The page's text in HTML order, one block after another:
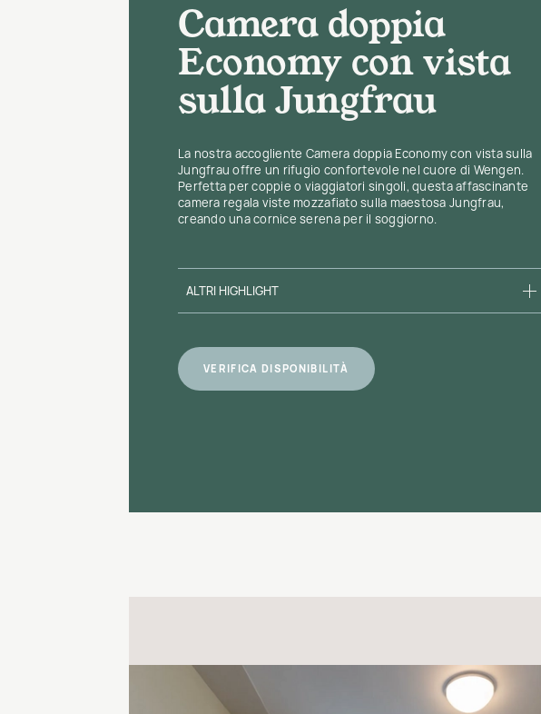
Camera doppia
Economy con vista
sulla Jungfrau
La nostra accogliente Camera doppia Economy con vista sulla
Jungfrau offre un rifugio confortevole nel cuore di Wengen.
Perfetta per coppie o viaggiatori singoli, questa affascinante
camera regala viste mozzafiato sulla maestosa Jungfrau,
creando una cornice serena per il soggiorno.
ALTRI HIGHLIGHT
VERIFICA DISPONIBILITÀ